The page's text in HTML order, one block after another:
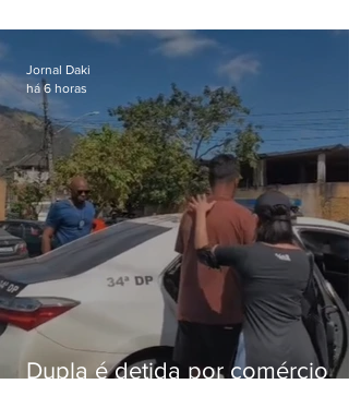
foragido
Dupla é detida por comércio
Jornal Daki
há 6 horas